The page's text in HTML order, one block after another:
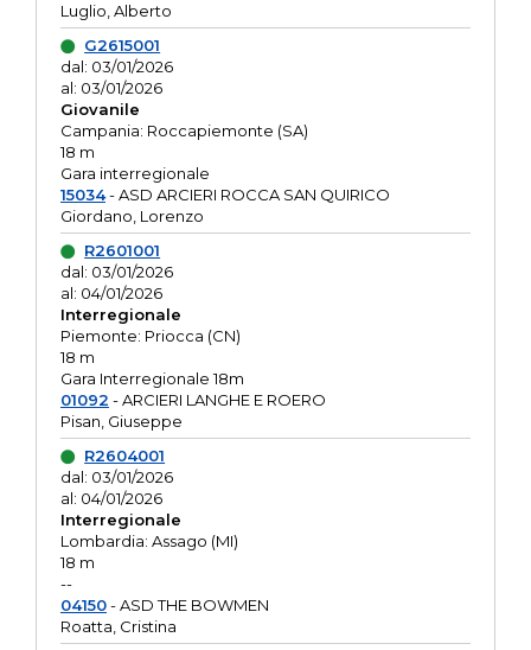
Luglio, Alberto
G2615001
dal: 03/01/2026
al: 03/01/2026
Giovanile
Campania: Roccapiemonte (SA)
18 m
Gara interregionale
15034- ASD ARCIERI ROCCA SAN QUIRICO
Giordano, Lorenzo
R2601001
dal: 03/01/2026
al: 04/01/2026
Interregionale
Piemonte: Priocca (CN)
18 m
Gara Interregionale 18m
01092 - ARCIERI LANGHE E ROERO
Pisan, Giuseppe
R2604001
dal: 03/01/2026
al: 04/01/2026
Interregionale
Lombardia: Assago (MI)
18 m
--
04150- ASD THE BOWMEN
Roatta, Cristina